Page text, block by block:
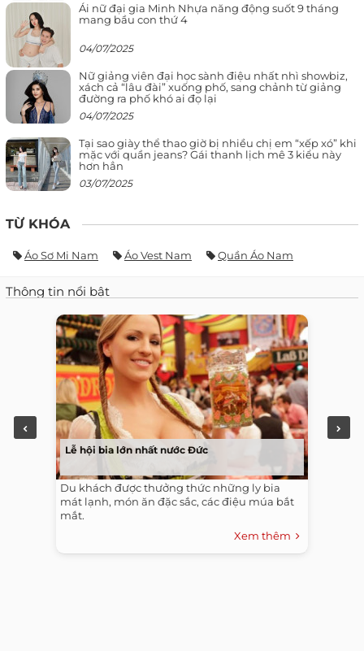
Ái nữ đại gia Minh Nhựa năng động suốt 9 tháng
mang bầu con thứ 4
04/07/2025
Nữ giảng viên đại học sành điệu nhất nhì showbiz,
xách cả “lâu đài” xuống phố, sang chảnh từ giảng
đường ra phố khó ai đọ lại
04/07/2025
Tại sao giày thể thao giờ bị nhiều chị em “xếp xó” khi
mặc với quần jeans? Gái thanh lịch mê 3 kiểu này
hơn hẳn
03/07/2025
TỪ KHÓA
Áo Sơ Mi Nam Áo Vest Nam Quần Áo Nam
Thông tin nổi bật
Lễ hội bia lớn nhất nước Đức
Du khách được thưởng thức những ly bia
mát lạnh, món ăn đặc sắc, các điệu múa bắt
mắt.
Xem thêm